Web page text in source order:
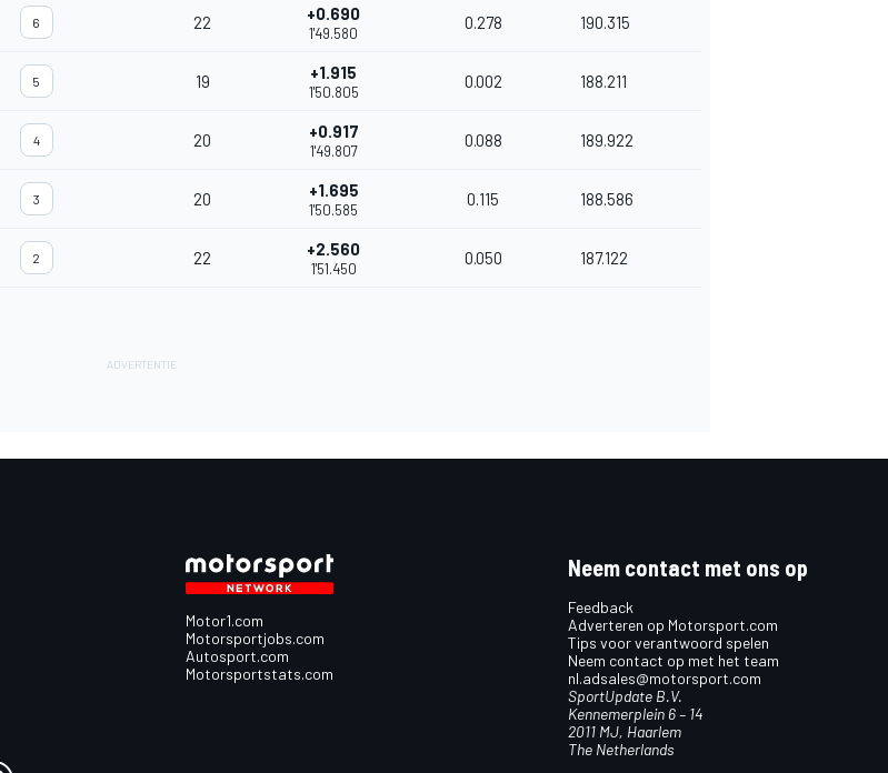
6 22 +0.690
1'49.580
0.278 190.315
5 19 +1.915
1'50.805
0.002 188.211
4 20 +0.917
1'49.807
0.088 189.922
3 20 +1.695
1'50.585
0.115 188.586
2 22 +2.560
1'51.450
0.050 187.122
Motor1.com
Motorsportjobs.com
Autosport.com
Motorsportstats.com
Neem contact met ons op
Feedback
Adverteren op Motorsport.com
Tips voor verantwoord spelen
Neem contact op met het team
nl.adsales@motorsport.com
SportUpdate B.V.
Kennemerplein 6 – 14
2011 MJ, Haarlem
The Netherlands